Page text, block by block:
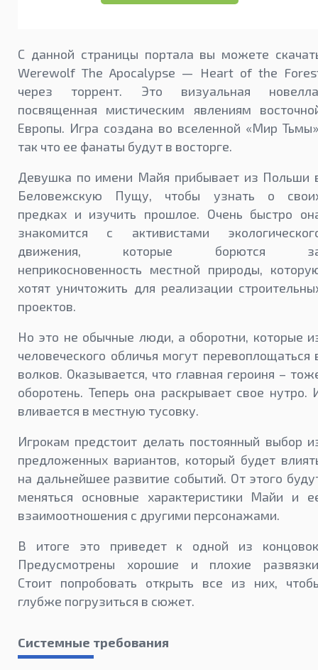
С данной страницы портала вы можете
Werewolf The Apocalypse — Heart of the
через торрент. Это визуальная
посвященная мистическим явлениям
Европы. Игра создана во вселенной «Мир
так что ее фанаты будут в восторге.
Девушка по имени Майя прибывает из Польши
Беловежскую Пущу, чтобы узнать о
предках и изучить прошлое. Очень быстро
знакомится с активистами
движения, которые борются
неприкосновенность местной природы,
хотят уничтожить для реализации
проектов.
Но это не обычные люди, а оборотни, которые
человеческого обличья могут перевоплощаться
волков. Оказывается, что главная героиня –
оборотень. Теперь она раскрывает свое нутро.
вливается в местную тусовку.
Игрокам предстоит делать постоянный выбор
предложенных вариантов, который будет
на дальнейшее развитие событий. От этого
меняться основные характеристики Майи и
взаимоотношения с другими персонажами.
В итоге это приведет к одной из
Предусмотрены хорошие и плохие
Стоит попробовать открыть все из них,
глубже погрузиться в сюжет.
Системные требования